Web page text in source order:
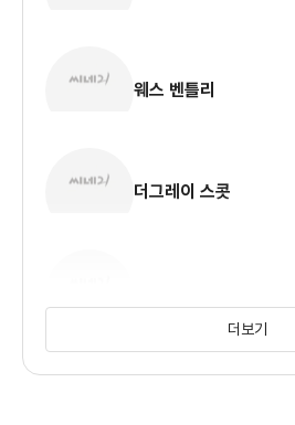
웨스 벤틀리
더그레이 스콧
더보기